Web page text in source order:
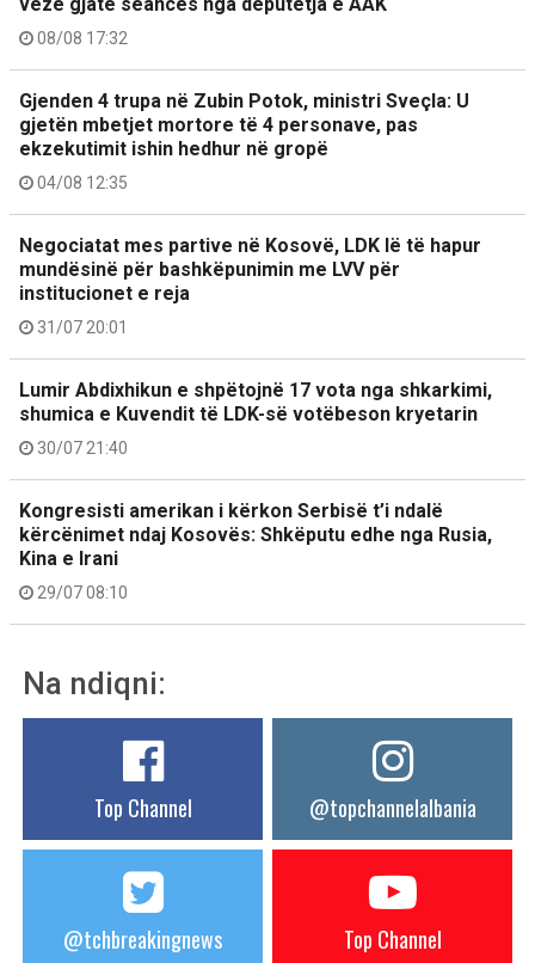
08/08 17:32
Gjenden 4 trupa në Zubin Potok, ministri Sveçla: U
gjetën mbetjet mortore të 4 personave, pas
ekzekutimit ishin hedhur në gropë
04/08 12:35
Negociatat mes partive në Kosovë, LDK lë të hapur
mundësinë për bashkëpunimin me LVV për
institucionet e reja
31/07 20:01
Lumir Abdixhikun e shpëtojnë 17 vota nga shkarkimi,
shumica e Kuvendit të LDK-së votëbeson kryetarin
30/07 21:40
Kongresisti amerikan i kërkon Serbisë t’i ndalë
kërcënimet ndaj Kosovës: Shkëputu edhe nga Rusia,
Kina e Irani
29/07 08:10
Na ndiqni:
Top Channel @topchannelalbania
@tchbreakingnews Top Channel